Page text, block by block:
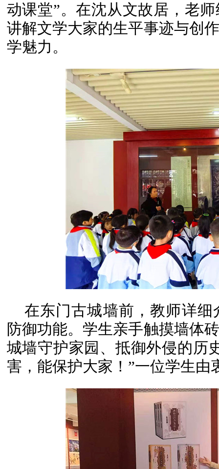
动课堂”。在沈从文故居，老
讲解文学大家的生平事迹与创
学魅力。
在东门古城墙前，教师详
防御功能。学生亲手触摸墙体
城墙守护家园、抵御外侵的历
害，能保护大家！”一位学生由